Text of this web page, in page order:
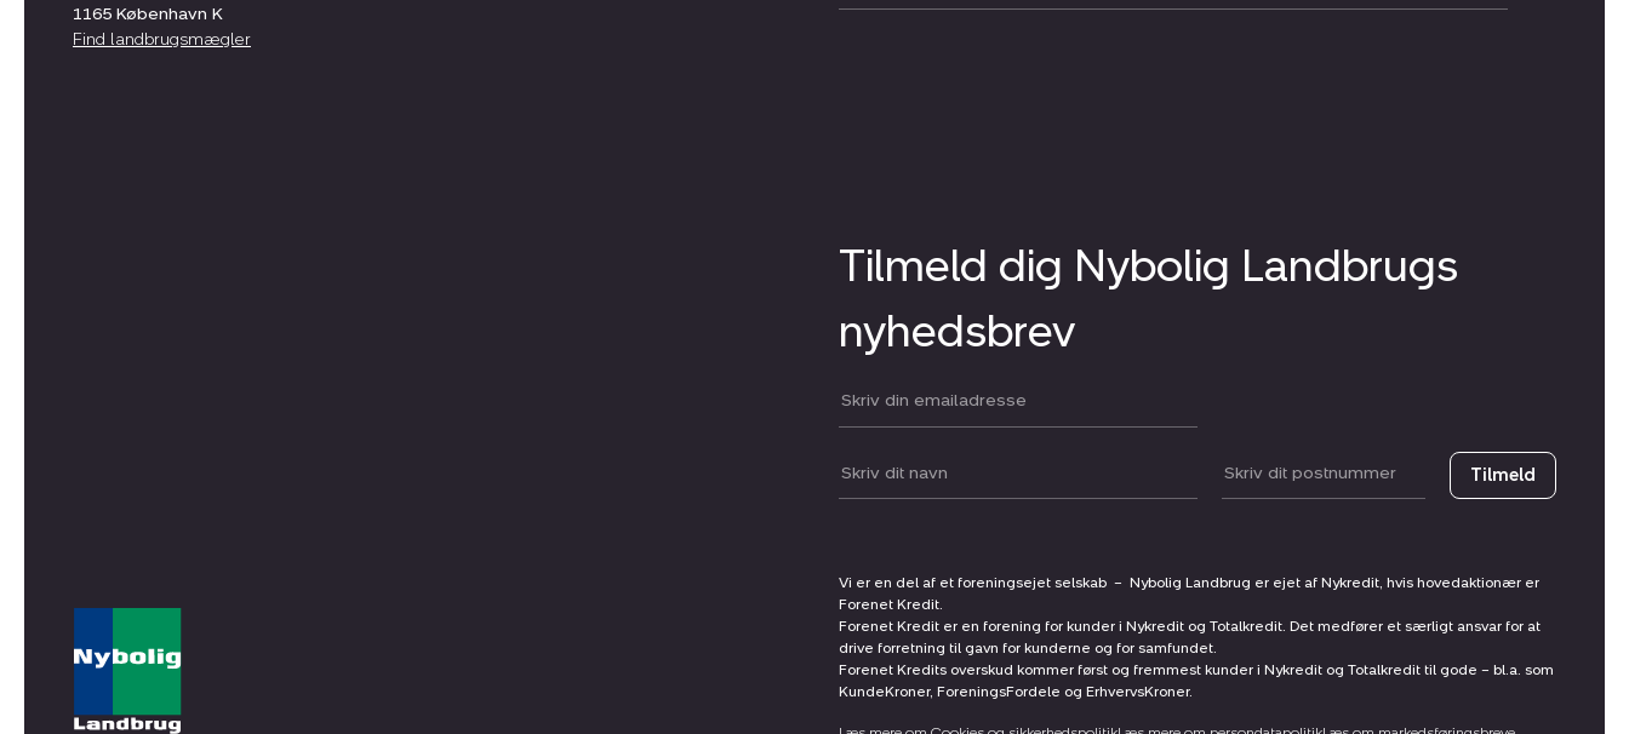
1165 København K
Find landbrugsmægler
Tilmeld dig Nybolig Landbrugs
nyhedsbrev
Din email:
Dit navn: Postnummer Tilmeld
Vi er en del af et foreningsejet selskab – Nybolig Landbrug er ejet af Nykredit, hvis hovedaktionær er
Forenet Kredit.
Forenet Kredit er en forening for kunder i Nykredit og Totalkredit. Det medfører et særligt ansvar for at
drive forretning til gavn for kunderne og for samfundet.
Forenet Kredits overskud kommer først og fremmest kunder i Nykredit og Totalkredit til gode – bl.a. som
KundeKroner, ForeningsFordele og ErhvervsKroner.